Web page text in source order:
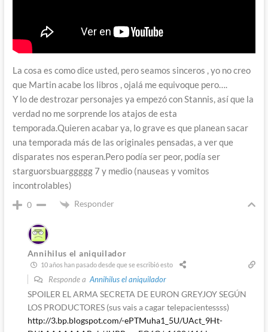
La cosa es como dice usted, pero seamos sinceros , yo no creo
que Martin acabe los libros , ojalá me equivoque pero….
Y lo de destrozar personajes ya empezó con Stannis, así que la
verdad no me sorprende los atajos de esta
temporada.Quieren acabar ya, lo grave es que planean sacar
una temporada más de las originales pensadas, a ver que
disparates nos esperan.Pero podía ser peor, podía ser
starguorsbuarggggg 7 y medio (nauseas y vomitos
incontrolables)
0 Responder
Annihilus el aniquilador
10 años han pasado desde que se escribió esto
Responde a Annihilus el aniquilador
SPOILER EL ARMA SECRETA DE EURON GREYJOY SEGÚN
LOS PRODUCTORES (sus vais a cagar telepacientessss)
http://3.bp.blogspot.com/-ePTMuha1_5U/UAct_9Ht-